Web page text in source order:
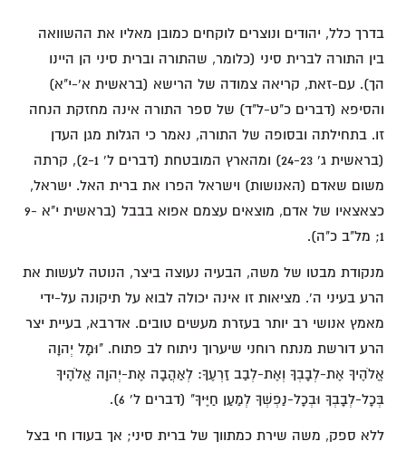
בדרך כלל, יהודים ונוצרים לוקחים כמובן מאליו את ההשוואה
בין התורה לברית סיני (כלומר, שהתורה וברית סיני הן היינו
הך). עם-זאת, קריאה צמודה של הרישא (בראשית א'-י"א)
והסיפא (דברים כ"ט-ל"ד) של ספר התורה אינה מחזקת הנחה
זו. בתחילתה ובסופה של התורה, נאמר כי הגלות מגן העדן
(בראשית ג' 24-23) ומהארץ המובטחת (דברים ל' 2-1), קרתה
משום שאדם (האנושות) וישראל הפרו את ברית האל. ישראל,
כצאצאיו של אדם, מוצאים עצמם אפוא בבבל (בראשית י"א 9-
1; מל"ב כ"ה).
מנקודת מבטו של משה, הבעיה נעוצה ביצר, הנוטה לעשות את
הרע בעיני ה'. מציאות זו אינה יכולה לבוא על תיקונה על-ידי
מאמץ אנושי רב יותר בעזרת מעשים טובים. אדרבא, בעיית יצר
הרע דורשת מנתח רוחני שיערוך ניתוח לב פתוח. "וּמָל יְהוָה
אֱלֹהֶיךָ אֶת-לְבָבְךָ וְאֶת-לְבַב זַרְעֶךָ: לְאַהֲבָה אֶת-יְהוָה אֱלֹהֶיךָ
בְּכָל-לְבָבְךָ וּבְכָל-נַפְשְׁךָ לְמַעַן חַיֶּיךָ" (דברים ל' 6).
ללא ספק, משה שירת כמתווך של ברית סיני; אך בעודו חי בצל